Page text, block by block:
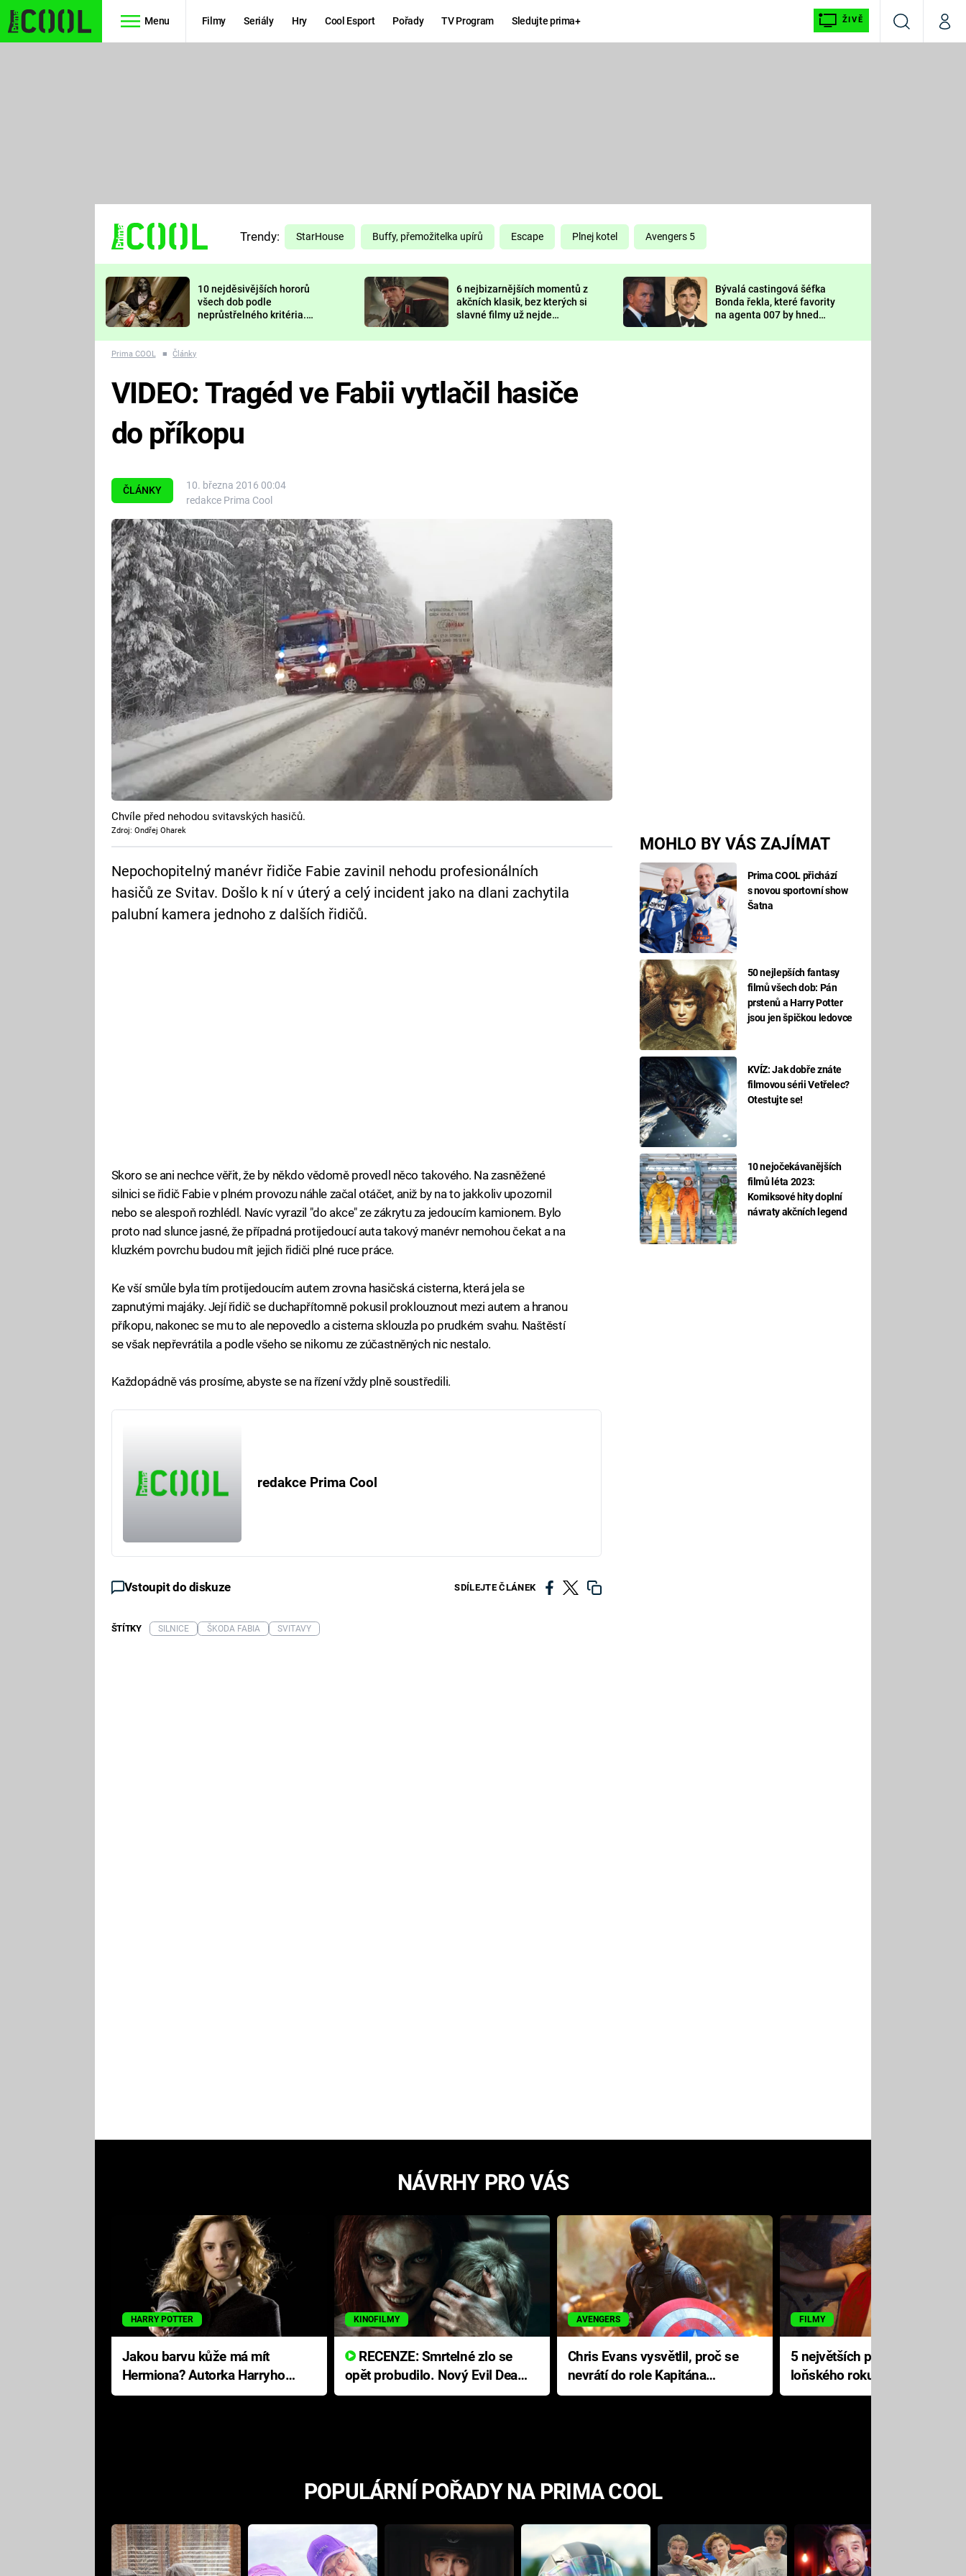
Menu Filmy Seriály Hry Cool Esport Pořady TV Program Sledujte prima+ ŽIVĚ
VyhledáváníMůj
TŘESKU
FUTURAMA
PREDÁTOR
DELIVERANCE
KOMEDIE
CHUCK
NORRIS
DEADPOOL
Prima LAJK
Sledujte nás
Trendy: StarHouse Buffy, přemožitelka upírů Escape Plnej kotel Avengers 5
10 nejděsivějších hororů
všech dob podle
neprůstřelného kritéria.
nejvíc zvednou tep?
6 nejbizarnějších momentů z
akčních klasik, bez kterých si
slavné filmy už nejde
Bývalá castingová šéfka
Bonda řekla, které favority
na agenta 007 by hned
Prima COOL ■ Články
ČLÁNKY
10. března 2016 00:04
redakce Prima Cool
MOHLO BY VÁS ZAJÍMAT
Prima COOL přichází
s novou sportovní show
Šatna
50 nejlepších fantasy
filmů všech dob: Pán
prstenů a Harry Potter
jsou jen špičkou ledovce
KVÍZ: Jak dobře znáte
filmovou sérii Vetřelec?
Otestujte se!
10 nejočekávanějších
filmů léta 2023:
Komiksové hity doplní
návraty akčních legend
VIDEO: Tragéd ve Fabii vytlačil hasiče
do příkopu
Chvíle před nehodou svitavských hasičů.
Zdroj: Ondřej Oharek
Nepochopitelný manévr řidiče Fabie zavinil nehodu profesionálních
hasičů ze Svitav. Došlo k ní v úterý a celý incident jako na dlani zachytila
palubní kamera jednoho z dalších řidičů.
Skoro se ani nechce věřit, že by někdo vědomě provedl něco takového. Na zasněžené
silnici se řidič Fabie v plném provozu náhle začal otáčet, aniž by na to jakkoliv upozornil
nebo se alespoň rozhlédl. Navíc vyrazil "do akce" ze zákrytu za jedoucím kamionem. Bylo
proto nad slunce jasné, že případná protijedoucí auta takový manévr nemohou čekat a na
kluzkém povrchu budou mít jejich řidiči plné ruce práce.
Ke vší smůle byla tím protijedoucím autem zrovna hasičská cisterna, která jela se
zapnutými majáky. Její řidič se duchapřítomně pokusil proklouznout mezi autem a hranou
příkopu, nakonec se mu to ale nepovedlo a cisterna sklouzla po prudkém svahu. Naštěstí
se však nepřevrátila a podle všeho se nikomu ze zúčastněných nic nestalo.
Každopádně vás prosíme, abyste se na řízení vždy plně soustředili.
redakce Prima Cool
Vstoupit do diskuze SDÍLEJTE ČLÁNEK
ŠTÍTKY SILNICE ŠKODA FABIA SVITAVY
NÁVRHY PRO VÁS
HARRY POTTER
Jakou barvu kůže má mít
Hermiona? Autorka Harryho
Pottera přišla s ráznou
KINOFILMY
RECENZE: Smrtelné zlo se
opět probudilo. Nový Evil Dead
přichází s neodolatelnou
AVENGERS
Chris Evans vysvětlil, proč se
nevrátí do role Kapitána
Ameriky
FILMY
5 největších propadáků
loňského roku: Disney na
jediné katastrofě prodělal 200
POPULÁRNÍ POŘADY NA PRIMA COOL